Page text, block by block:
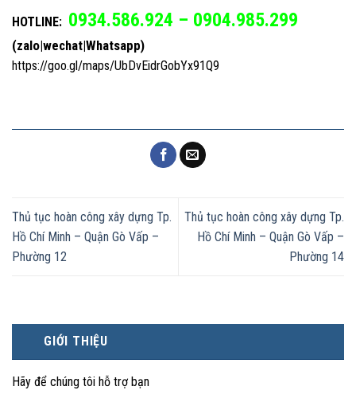
GIỚI THIỆU
Hãy để chúng tôi hỗ trợ bạn
HOTLINE: 0934.586.924 – 0904.985.299
(zalo|wechat|Whatsapp)
https://goo.gl/maps/UbDvEidrGobYx91Q9
Thủ tục hoàn công xây dựng Tp.
Hồ Chí Minh – Quận Gò Vấp –
Phường 12
Thủ tục hoàn công xây dựng Tp.
Hồ Chí Minh – Quận Gò Vấp –
Phường 14